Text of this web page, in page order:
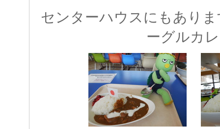
センターハウスにもあり
ーグルカ